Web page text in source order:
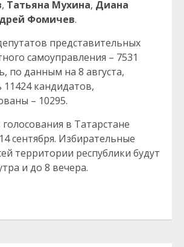
, Татьяна Мухина, Диана
Фомичев.
представительных
самоуправления – 7531
по данным на 8 августа,
кандидатов,
– 10295.
в Татарстане
сентября. Избирательные
территории республики будут
и до 8 вечера.